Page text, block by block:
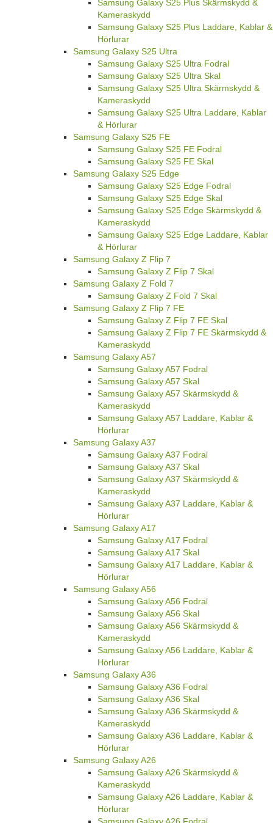
Samsung Galaxy S25 Plus Skärmskydd &
Kameraskydd
Samsung Galaxy S25 Plus Laddare, Kablar &
Hörlurar
Samsung Galaxy S25 Ultra
Samsung Galaxy S25 Ultra Fodral
Samsung Galaxy S25 Ultra Skal
Samsung Galaxy S25 Ultra Skärmskydd &
Kameraskydd
Samsung Galaxy S25 Ultra Laddare, Kablar
& Hörlurar
Samsung Galaxy S25 FE
Samsung Galaxy S25 FE Fodral
Samsung Galaxy S25 FE Skal
Samsung Galaxy S25 Edge
Samsung Galaxy S25 Edge Fodral
Samsung Galaxy S25 Edge Skal
Samsung Galaxy S25 Edge Skärmskydd &
Kameraskydd
Samsung Galaxy S25 Edge Laddare, Kablar
& Hörlurar
Samsung Galaxy Z Flip 7
Samsung Galaxy Z Flip 7 Skal
Samsung Galaxy Z Fold 7
Samsung Galaxy Z Fold 7 Skal
Samsung Galaxy Z Flip 7 FE
Samsung Galaxy Z Flip 7 FE Skal
Samsung Galaxy Z Flip 7 FE Skärmskydd &
Kameraskydd
Samsung Galaxy A57
Samsung Galaxy A57 Fodral
Samsung Galaxy A57 Skal
Samsung Galaxy A57 Skärmskydd &
Kameraskydd
Samsung Galaxy A57 Laddare, Kablar &
Hörlurar
Samsung Galaxy A37
Samsung Galaxy A37 Fodral
Samsung Galaxy A37 Skal
Samsung Galaxy A37 Skärmskydd &
Kameraskydd
Samsung Galaxy A37 Laddare, Kablar &
Hörlurar
Samsung Galaxy A17
Samsung Galaxy A17 Fodral
Samsung Galaxy A17 Skal
Samsung Galaxy A17 Laddare, Kablar &
Hörlurar
Samsung Galaxy A56
Samsung Galaxy A56 Fodral
Samsung Galaxy A56 Skal
Samsung Galaxy A56 Skärmskydd &
Kameraskydd
Samsung Galaxy A56 Laddare, Kablar &
Hörlurar
Samsung Galaxy A36
Samsung Galaxy A36 Fodral
Samsung Galaxy A36 Skal
Samsung Galaxy A36 Skärmskydd &
Kameraskydd
Samsung Galaxy A36 Laddare, Kablar &
Hörlurar
Samsung Galaxy A26
Samsung Galaxy A26 Skärmskydd &
Kameraskydd
Samsung Galaxy A26 Laddare, Kablar &
Hörlurar